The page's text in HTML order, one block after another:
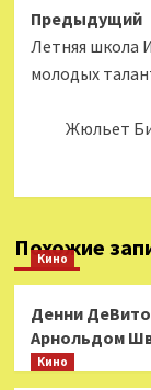
записи
Предыдущий
Летняя школа
молодых
Жюльет
Похожие
Кино
Денни
Арнольдом
Кино